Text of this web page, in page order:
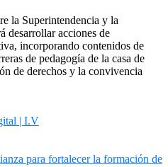
la Superintendencia y la
desarrollar acciones de
incorporando contenidos de
de pedagogía de la casa de
de derechos y la convivencia
| I.V